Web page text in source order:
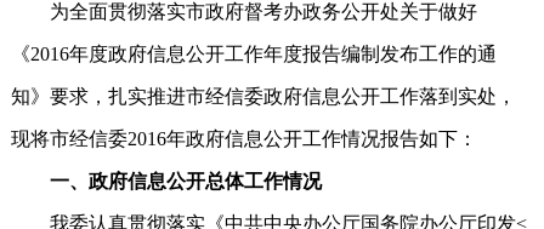
为全面贯彻落实市政府督考办政务公开处关于做好
《2016年度政府信息公开工作年度报告编制发布工作的通
知》要求，扎实推进市经信委政府信息公开工作落到实处，
现将市经信委2016年政府信息公开工作情况报告如下：
一、政府信息公开总体工作情况
我委认真贯彻落实《中共中央办公厅国务院办公厅印发<